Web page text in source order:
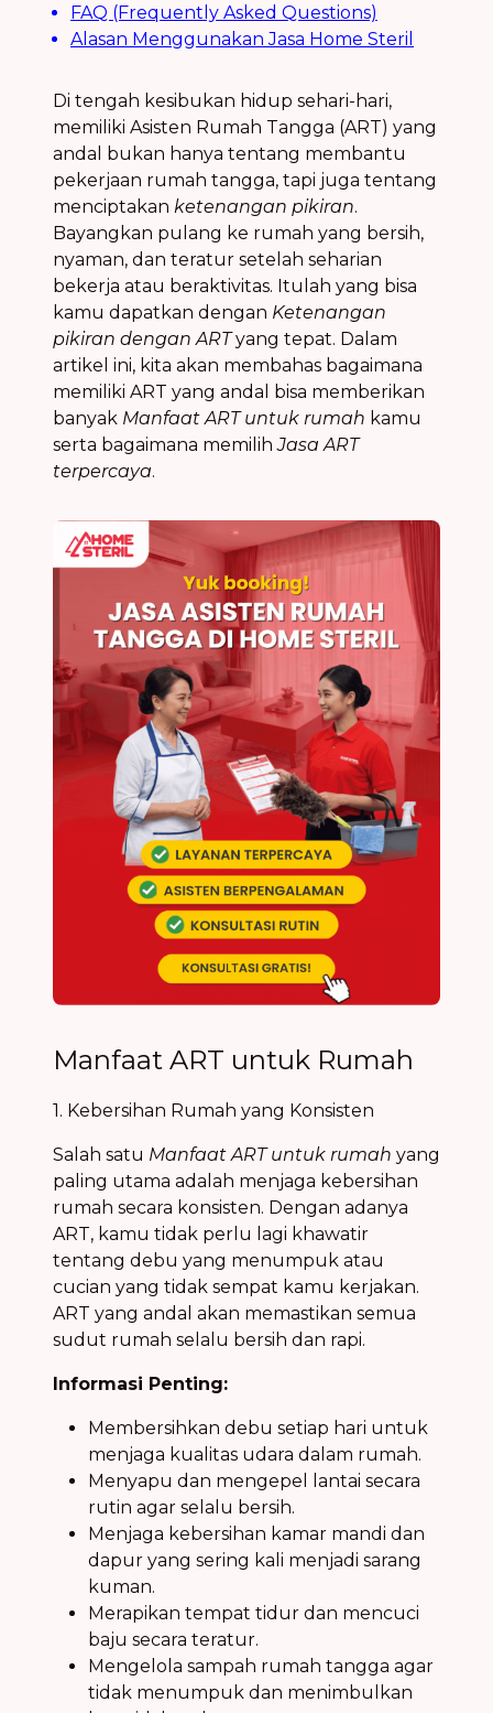
FAQ (Frequently Asked Questions)
Alasan Menggunakan Jasa Home Steril
Di tengah kesibukan hidup sehari-hari,
memiliki Asisten Rumah Tangga (ART) yang
andal bukan hanya tentang membantu
pekerjaan rumah tangga, tapi juga tentang
menciptakan ketenangan pikiran.
Bayangkan pulang ke rumah yang bersih,
nyaman, dan teratur setelah seharian
bekerja atau beraktivitas. Itulah yang bisa
kamu dapatkan dengan Ketenangan
pikiran dengan ARTyang tepat. Dalam
artikel ini, kita akan membahas bagaimana
memiliki ART yang andal bisa memberikan
banyak Manfaat ART untuk rumah kamu
serta bagaimana memilihJasa ART
terpercaya.
Manfaat ART untuk Rumah
1. Kebersihan Rumah yang Konsisten
Salah satu Manfaat ART untuk rumah yang
paling utama adalah menjaga kebersihan
rumah secara konsisten. Dengan adanya
ART, kamu tidak perlu lagi khawatir
tentang debu yang menumpuk atau
cucian yang tidak sempat kamu kerjakan.
ART yang andal akan memastikan semua
sudut rumah selalu bersih dan rapi.
Informasi Penting:
Membersihkan debu setiap hari untuk
menjaga kualitas udara dalam rumah.
Menyapu dan mengepel lantai secara
rutin agar selalu bersih.
Menjaga kebersihan kamar mandi dan
dapur yang sering kali menjadi sarang
kuman.
Merapikan tempat tidur dan mencuci
baju secara teratur.
Mengelola sampah rumah tangga agar
tidak menumpuk dan menimbulkan